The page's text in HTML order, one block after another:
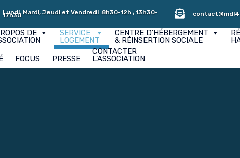
Lundi, Mardi, Jeudi et Vendredi :8h30-12h ; 13h30-
17h30
DE
SERVICE
LOGEMENT
CENTRE D’HÉBERGEMENT
& RÉINSERTION SOCIALE
FOCUS PRESSE
CONTACTER
L'ASSOCIATION